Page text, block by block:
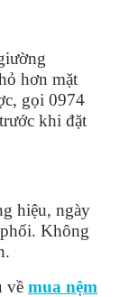
hơn mặt
gọi 0974
khi đặt
hiệu, ngày
Không
về mua nệm